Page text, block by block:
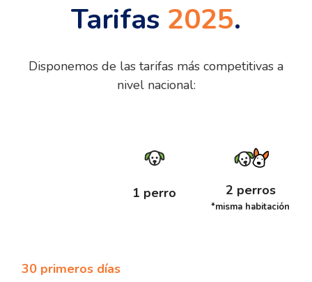
Tarifas 2025.
Disponemos de las tarifas más competitivas a
nivel nacional:
30 primeros días
1 perro 2 perros
*misma habitación